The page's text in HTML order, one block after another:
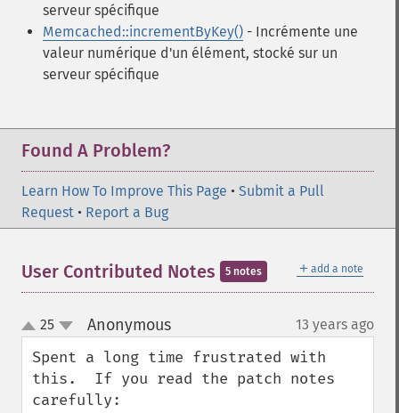
serveur spécifique
Memcached::incrementByKey() - Incrémente une
valeur numérique d'un élément, stocké sur un
serveur spécifique
Found A Problem?
Learn How To Improve This Page • Submit a Pull
Request • Report a Bug
＋ add a note
User Contributed Notes 5 notes
up
down
25 Anonymous¶ 13 years ago
Spent a long time frustrated with
this.  If you read the patch notes
carefully: